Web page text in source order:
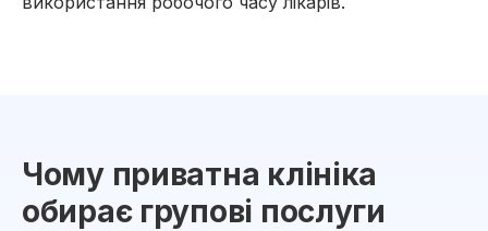
Чому приватна клініка
обирає групові послуги